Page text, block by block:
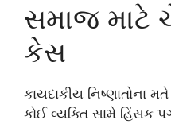
સમાજ માટે
કેસ
કાયદાકીય નિષ્ણાતોના
કોઈ વ્યક્તિ સામે હિંસક